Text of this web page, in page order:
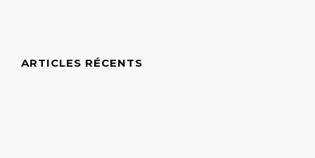
ARTICLES RÉCENTS